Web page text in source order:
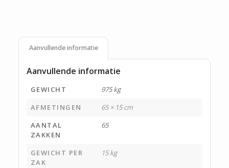
Aanvullende informatie
Aanvullende informatie
GEWICHT
975 kg
AFMETINGEN
65 × 15 cm
AANTAL
ZAKKEN
65
GEWICHT PER
ZAK
15 kg